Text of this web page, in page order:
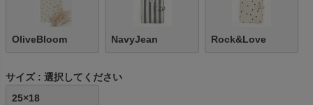
OliveBloom NavyJean Rock&Love
サイズ
選択してください
25×18